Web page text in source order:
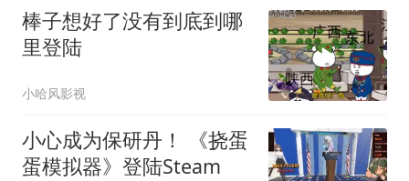
棒子想好了没有到底到哪
里登陆
小哈风影视
小心成为保研丹！ 《挠蛋
蛋模拟器》登陆Steam